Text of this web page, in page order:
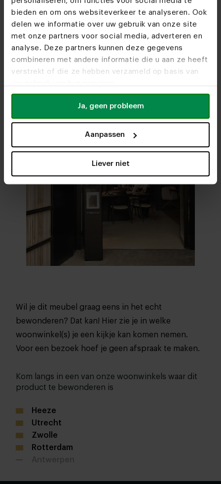
bieden en om ons websiteverkeer te analyseren. Ook
delen we informatie over uw gebruik van onze site
met onze partners voor social media, adverteren en
analyse. Deze partners kunnen deze gegevens
combineren met andere informatie die u aan ze heeft
verstrekt of die ze hebben verzameld op basis van
Ja, geen probleem
Aanpassen
Liever niet
Ontdek alle materialen en kleuren van
Bank Dream
Stel samen in 3D
Do we see you soon?
Wil je dit meubel graag eens in het echt
bewonderen? Dat kan! Hier zie je in welke
woonwinkel(s) je een kijkje kan komen nemen.
Voor een bezoek hoef je geen afspraak te maken.
Kom langs in een van onze woonwinkels waar dit
product te bewonderen is
Heeze
Utrecht
Zwolle
Rotterdam
Bezoekonze woonwinkels